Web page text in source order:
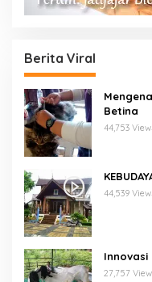
Berita Viral
Betina
44,753
44,539
Innovasi
27,757